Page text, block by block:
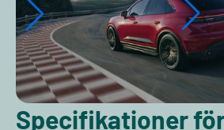
Specifikationer